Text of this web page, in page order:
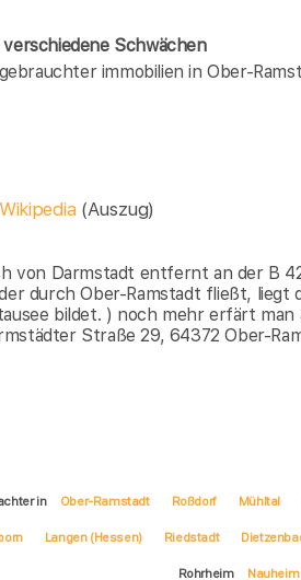
Schwächen
immobilien in Ober-
Wikipedia (Auszug)
von Darmstadt entfernt an der B
durch Ober-Ramstadt fließt,
bildet. ) noch mehr erfärt man
Straße 29, 64372 Ober-
in Ober-Ramstadt Roßdorf Mühltal
Langen (Hessen) Riedstadt
Rohrheim Nauheim